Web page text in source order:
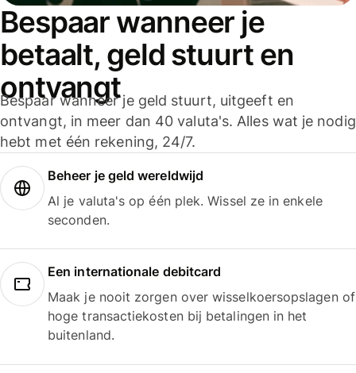
Bespaar wanneer je
betaalt, geld stuurt en
ontvangt
Bespaar wanneer je geld stuurt, uitgeeft en
ontvangt, in meer dan 40 valuta's. Alles wat je nodig
hebt met één rekening, 24/7.
Beheer je geld wereldwijd
Al je valuta's op één plek. Wissel ze in enkele
seconden.
Een internationale debitcard
Maak je nooit zorgen over wisselkoersopslagen of
hoge transactiekosten bij betalingen in het
buitenland.